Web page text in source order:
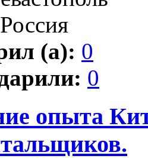
Россия
(а): 0
0
опыта